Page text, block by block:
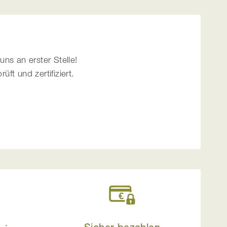
an erster Stelle!
und zertifiziert.